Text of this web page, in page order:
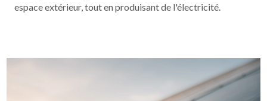
espace extérieur, tout en produisant de l'électricité.